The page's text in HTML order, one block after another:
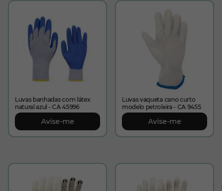
Luvas banhadas com látex
natural azul - CA 45996
Avise-me
Luvas vaqueta cano curto
modelo petroleira - CA 9455
Avise-me